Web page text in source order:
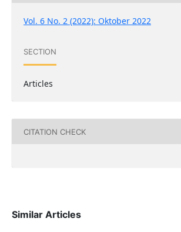
Vol. 6 No. 2 (2022): Oktober 2022
SECTION
Articles
CITATION CHECK
Similar Articles